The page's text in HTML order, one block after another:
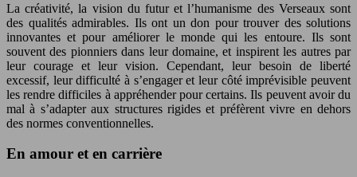
La créativité, la vision du futur et l’humanisme des Verseaux sont
des qualités admirables. Ils ont un don pour trouver des solutions
innovantes et pour améliorer le monde qui les entoure. Ils sont
souvent des pionniers dans leur domaine, et inspirent les autres par
leur courage et leur vision. Cependant, leur besoin de liberté
excessif, leur difficulté à s’engager et leur côté imprévisible peuvent
les rendre difficiles à appréhender pour certains. Ils peuvent avoir du
mal à s’adapter aux structures rigides et préfèrent vivre en dehors
des normes conventionnelles.
En amour et en carrière